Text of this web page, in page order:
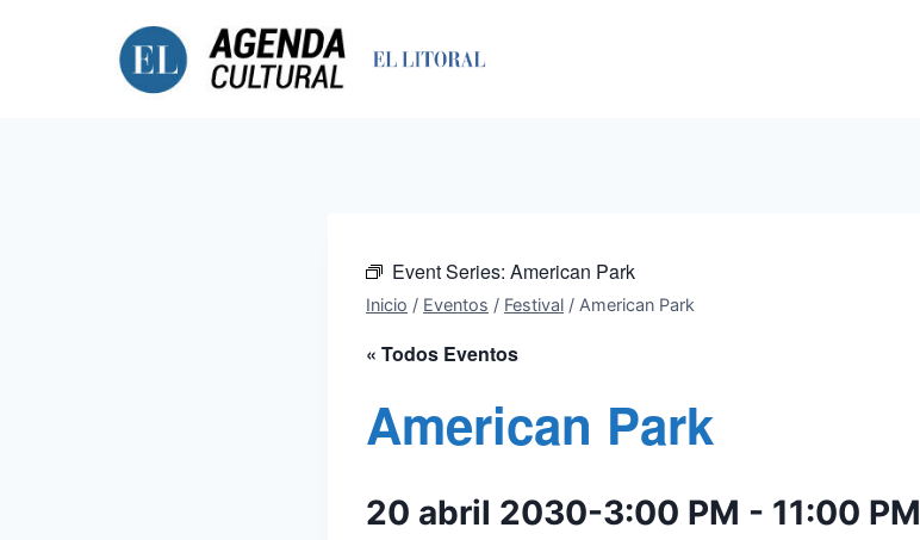
Event Series: American Park
Inicio / Eventos / Festival / American Park
« Todos Eventos
American Park
20 abril 2030-3:00 PM - 11:00 PM